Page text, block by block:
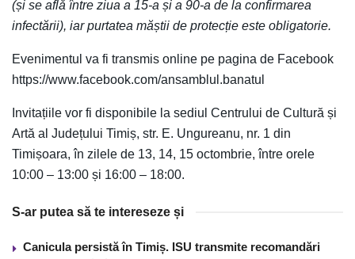
(și se află între ziua a 15-a și a 90-a de la confirmarea
infectării), iar purtatea măștii de protecție este obligatorie.
Evenimentul va fi transmis online pe pagina de Facebook
https://www.facebook.com/ansamblul.banatul
Invitațiile vor fi disponibile la sediul Centrului de Cultură și
Artă al Județului Timiș, str. E. Ungureanu, nr. 1 din
Timișoara, în zilele de 13, 14, 15 octombrie, între orele
10:00 – 13:00 și 16:00 – 18:00.
S-ar putea să te intereseze și
Canicula persistă în Timiș. ISU transmite recomandări